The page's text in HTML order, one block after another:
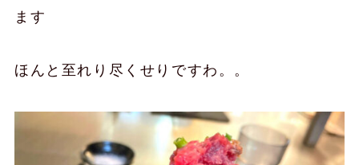
ます
ほんと至れり尽くせりですわ。。